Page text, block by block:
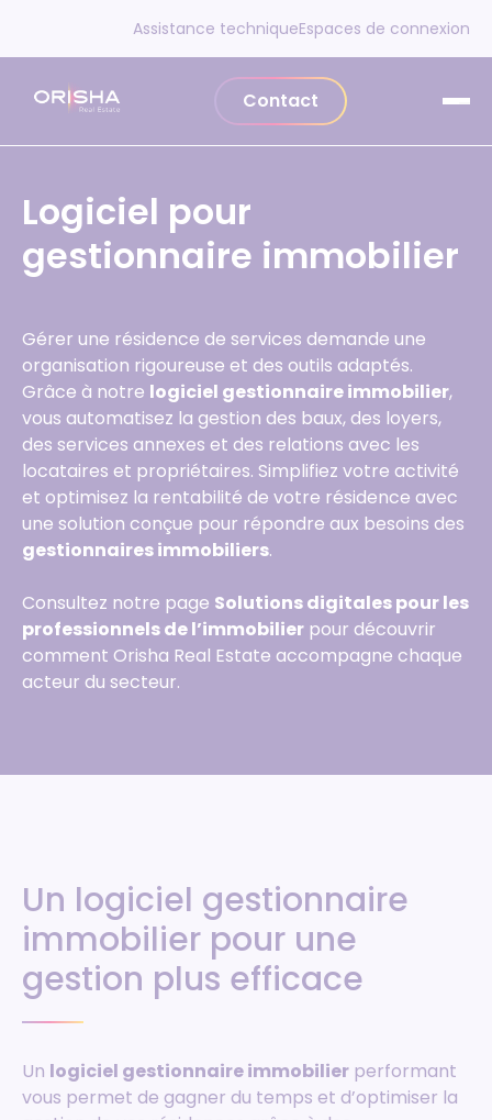
Assistance techniqueEspaces de connexion
Contact
Logiciel pour
gestionnaire immobilier
Gérer une résidence de services demande une
organisation rigoureuse et des outils adaptés.
Grâce à notre logiciel gestionnaire immobilier,
vous automatisez la gestion des baux, des loyers,
des services annexes et des relations avec les
locataires et propriétaires. Simplifiez votre activité
et optimisez la rentabilité de votre résidence avec
une solution conçue pour répondre aux besoins des
gestionnaires immobiliers.
Consultez notre page Solutions digitales pour les
professionnels de l’immobilier pour découvrir
comment Orisha Real Estate accompagne chaque
acteur du secteur.
Un logiciel gestionnaire
immobilier pour une
gestion plus efficace
Un logiciel gestionnaire immobilier performant
vous permet de gagner du temps et d’optimiser la